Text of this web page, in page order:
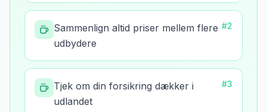
Sammenlign altid priser mellem flere
udbydere
#2
Tjek om din forsikring dækker i
udlandet
#3